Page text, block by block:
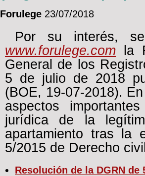
Forulege 23/07/2018
Por su interés,
www.forulege.com
la
General de los
5 de julio de 2018
(BOE, 19-07-2018).
aspectos
jurídica de la
apartamiento tras la
5/2015 de Derecho
Resolución de la DGRN de